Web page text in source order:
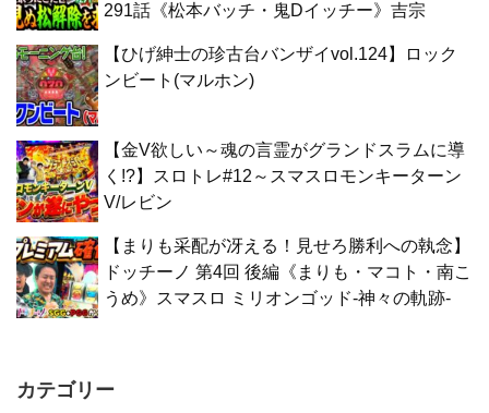
291話《松本バッチ・鬼Dイッチー》吉宗
【ひげ紳士の珍古台バンザイvol.124】ロック
ンビート(マルホン)
【金V欲しい～魂の言霊がグランドスラムに導
く!?】スロトレ#12～スマスロモンキーターン
V/レビン
【まりも采配が冴える！見せろ勝利への執念】
ドッチーノ 第4回 後編《まりも・マコト・南こ
うめ》スマスロ ミリオンゴッド-神々の軌跡-
カテゴリー